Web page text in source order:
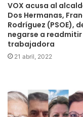
VOX acusa al
Dos Hermanas,
Rodríguez (PSOE),
negarse a readmitir
trabajadora
21 abril, 2022